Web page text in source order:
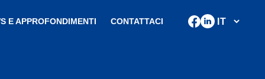
E APPROFONDIMENTI CONTATTACI